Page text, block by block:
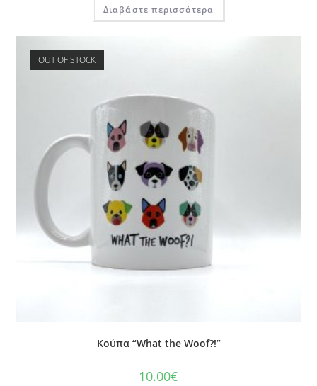
Διαβάστε περισσότερα
OUT OF STOCK
Κούπα “What the Woof?!”
10.00€